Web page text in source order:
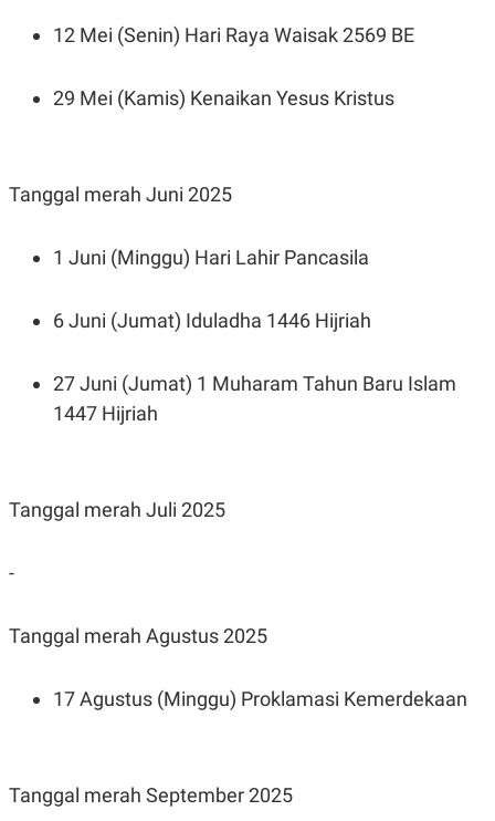
12 Mei (Senin) Hari Raya Waisak 2569 BE
29 Mei (Kamis) Kenaikan Yesus Kristus
Tanggal merah Juni 2025
1 Juni (Minggu) Hari Lahir Pancasila
6 Juni (Jumat) Iduladha 1446 Hijriah
27 Juni (Jumat) 1 Muharam Tahun Baru Islam
1447 Hijriah
Tanggal merah Juli 2025
-
Tanggal merah Agustus 2025
17 Agustus (Minggu) Proklamasi Kemerdekaan
Tanggal merah September 2025